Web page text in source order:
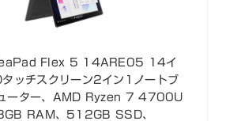
Flex 5 14ARE05 14イ
タッチスクリーン2イン1ノートブ
ューター、AMD Ryzen 7 4700U
RAM、512GB SSD、